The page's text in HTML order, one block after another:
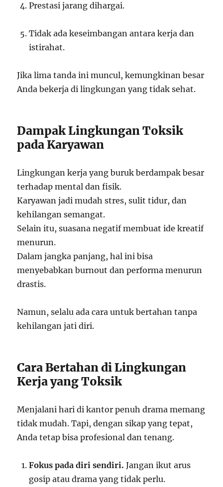
Prestasi jarang dihargai.
Tidak ada keseimbangan antara kerja dan
istirahat.
Jika lima tanda ini muncul, kemungkinan besar
Anda bekerja di lingkungan yang tidak sehat.
Dampak Lingkungan Toksik
pada Karyawan
Lingkungan kerja yang buruk berdampak besar
terhadap mental dan fisik.
Karyawan jadi mudah stres, sulit tidur, dan
kehilangan semangat.
Selain itu, suasana negatif membuat ide kreatif
menurun.
Dalam jangka panjang, hal ini bisa
menyebabkan burnout dan performa menurun
drastis.
Namun, selalu ada cara untuk bertahan tanpa
kehilangan jati diri.
Cara Bertahan di Lingkungan
Kerja yang Toksik
Menjalani hari di kantor penuh drama memang
tidak mudah. Tapi, dengan sikap yang tepat,
Anda tetap bisa profesional dan tenang.
Fokus pada diri sendiri. Jangan ikut arus
gosip atau drama yang tidak perlu.